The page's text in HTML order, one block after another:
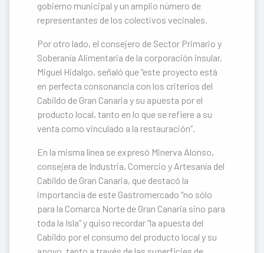
gobierno municipal y un amplio número de
representantes de los colectivos vecinales.
Por otro lado, el consejero de Sector Primario y
Soberanía Alimentaria de la corporación insular,
Miguel Hidalgo, señaló que “este proyecto está
en perfecta consonancia con los criterios del
Cabildo de Gran Canaria y su apuesta por el
producto local, tanto en lo que se refiere a su
venta como vinculado a la restauración”.
En la misma línea se expresó Minerva Alonso,
consejera de Industria, Comercio y Artesanía del
Cabildo de Gran Canaria, que destacó la
importancia de este Gastromercado “no sólo
para la Comarca Norte de Gran Canaria sino para
toda la Isla” y quiso recordar “la apuesta del
Cabildo por el consumo del producto local y su